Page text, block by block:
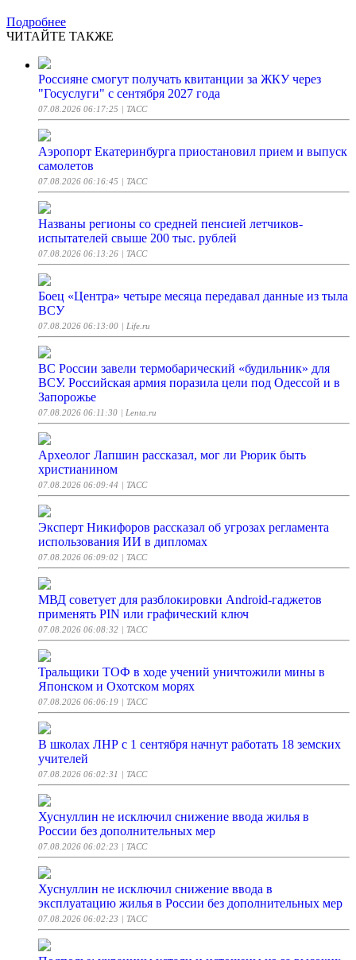
Подробнее
ЧИТАЙТЕ ТАКЖЕ
Россияне смогут получать квитанции за ЖКУ через
"Госуслуги" с сентября 2027 года
07.08.2026 06:17:25 | ТАСС
Аэропорт Екатеринбурга приостановил прием и выпуск
самолетов
07.08.2026 06:16:45 | ТАСС
Названы регионы со средней пенсией летчиков-
испытателей свыше 200 тыс. рублей
07.08.2026 06:13:26 | ТАСС
Боец «Центра» четыре месяца передавал данные из тыла
ВСУ
07.08.2026 06:13:00 | Life.ru
ВС России завели термобарический «будильник» для
ВСУ. Российская армия поразила цели под Одессой и в
Запорожье
07.08.2026 06:11:30 | Lenta.ru
Археолог Лапшин рассказал, мог ли Рюрик быть
христианином
07.08.2026 06:09:44 | ТАСС
Эксперт Никифоров рассказал об угрозах регламента
использования ИИ в дипломах
07.08.2026 06:09:02 | ТАСС
МВД советует для разблокировки Android-гаджетов
применять PIN или графический ключ
07.08.2026 06:08:32 | ТАСС
Тральщики ТОФ в ходе учений уничтожили мины в
Японском и Охотском морях
07.08.2026 06:06:19 | ТАСС
В школах ЛНР с 1 сентября начнут работать 18 земских
учителей
07.08.2026 06:02:31 | ТАСС
Хуснуллин не исключил снижение ввода жилья в
России без дополнительных мер
07.08.2026 06:02:23 | ТАСС
Хуснуллин не исключил снижение ввода в
эксплуатацию жилья в России без дополнительных мер
07.08.2026 06:02:23 | ТАСС